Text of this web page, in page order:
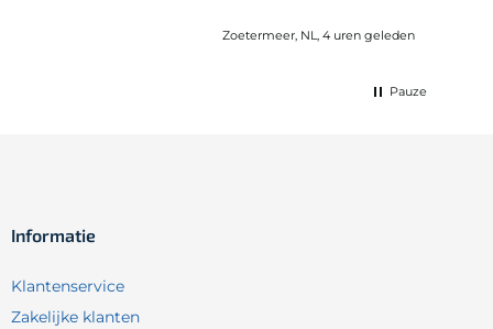
Zoetermeer, NL, 4 uren geleden
Pauze
Informatie
Klantenservice
Zakelijke klanten